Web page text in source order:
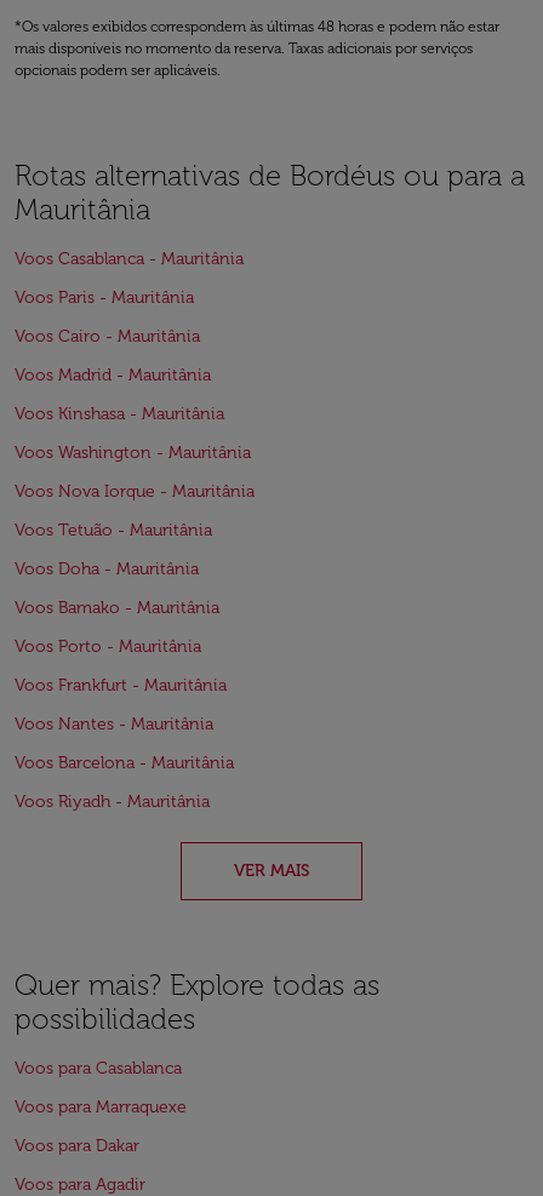
*Os valores exibidos correspondem às últimas 48 horas e podem não estar
mais disponíveis no momento da reserva. Taxas adicionais por serviços
opcionais podem ser aplicáveis.
Rotas alternativas de Bordéus ou para a
Mauritânia
Voos Casablanca - Mauritânia
Voos Paris - Mauritânia
Voos Cairo - Mauritânia
Voos Madrid - Mauritânia
Voos Kinshasa - Mauritânia
Voos Washington - Mauritânia
Voos Nova Iorque - Mauritânia
Voos Tetuão - Mauritânia
Voos Doha - Mauritânia
Voos Bamako - Mauritânia
Voos Porto - Mauritânia
Voos Frankfurt - Mauritânia
Voos Nantes - Mauritânia
Voos Barcelona - Mauritânia
Voos Riyadh - Mauritânia
VER MAIS
Quer mais? Explore todas as
possibilidades
Voos para Casablanca
Voos para Marraquexe
Voos para Dakar
Voos para Agadir